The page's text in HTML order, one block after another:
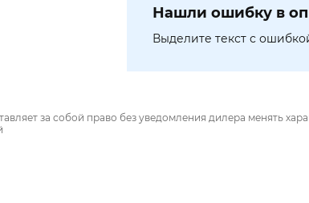
Нашли ошибку в
Выделите текст с
за собой право без уведомления дилера менять